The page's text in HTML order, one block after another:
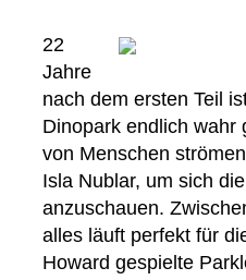
22
Jahre
nach dem ersten Teil
Dinopark endlich wahr
von Menschen
Isla Nublar, um sich
anzuschauen.
alles läuft perfekt für
Howard gespielte